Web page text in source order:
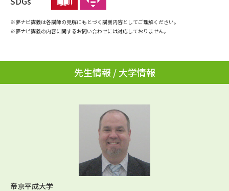
ユーザーサポート
受付内容・発送状況の確認
個人情報取扱規定
テレメール進学カタログ
訂正のご案内
※夢ナビ講義は各講師の見解にもとづく講義内容としてご理解ください。
※夢ナビ講義の内容に関するお問い合わせには対応しておりません。
先生情報 / 大学情報
帝京平成大学